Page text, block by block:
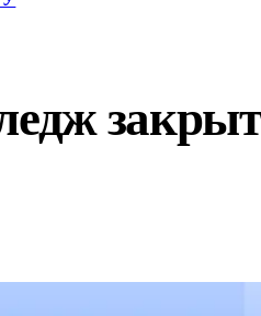
закрыт